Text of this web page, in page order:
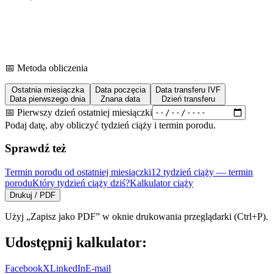
📅 Metoda obliczenia
Ostatnia miesiączka
Data pierwszego dnia
Data poczęcia
Znana data
Data transferu IVF
Dzień transferu
📅 Pierwszy dzień ostatniej miesiączki
Podaj datę, aby obliczyć tydzień ciąży i termin porodu.
Sprawdź też
Termin porodu od ostatniej miesiączki12 tydzień ciąży — termin
poroduKtóry tydzień ciąży dziś?Kalkulator ciąży
Drukuj / PDF
Użyj „Zapisz jako PDF” w oknie drukowania przeglądarki (Ctrl+P).
Udostępnij kalkulator:
FacebookXLinkedInE-mail